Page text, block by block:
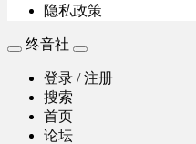
隐私政策
终音社
登录 / 注册
搜索
首页
论坛